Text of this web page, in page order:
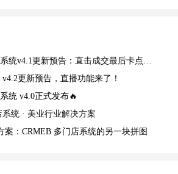
新预告：直击成交最后卡点，稳稳锁住每一笔订单！
更新预告，直播功能来了！
统 v4.0正式发布🔥
统 · 美业行业解决方案
案：CRMEB 多门店系统的另一块拼图